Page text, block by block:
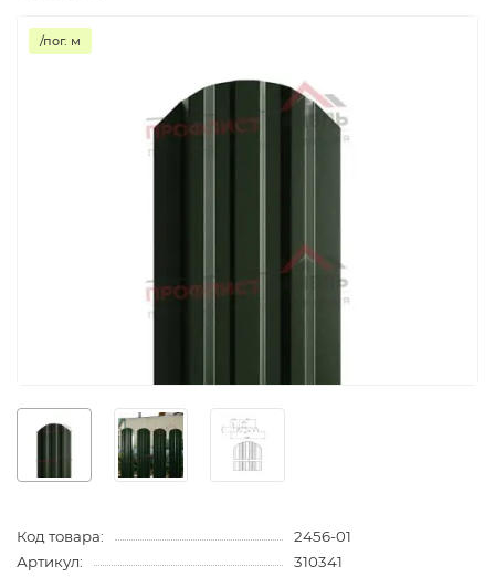
/пог. м
Код товара:
2456-01
Артикул:
310341